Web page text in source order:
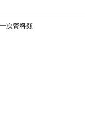
次資料類